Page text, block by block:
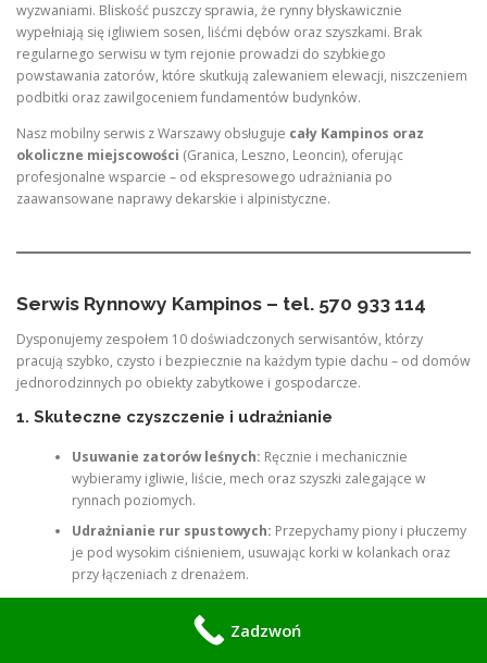
wyzwaniami. Bliskość puszczy sprawia, że rynny błyskawicznie
wypełniają się igliwiem sosen, liśćmi dębów oraz szyszkami. Brak
regularnego serwisu w tym rejonie prowadzi do szybkiego
powstawania zatorów, które skutkują zalewaniem elewacji, niszczeniem
podbitki oraz zawilgoceniem fundamentów budynków.
Nasz mobilny serwis z Warszawy obsługuje cały Kampinos oraz
okoliczne miejscowości (Granica, Leszno, Leoncin), oferując
profesjonalne wsparcie – od ekspresowego udrażniania po
zaawansowane naprawy dekarskie i alpinistyczne.
Serwis Rynnowy Kampinos – tel. 570 933 114
Dysponujemy zespołem 10 doświadczonych serwisantów, którzy
pracują szybko, czysto i bezpiecznie na każdym typie dachu – od domów
jednorodzinnych po obiekty zabytkowe i gospodarcze.
1. Skuteczne czyszczenie i udrażnianie
Usuwanie zatorów leśnych: Ręcznie i mechanicznie
wybieramy igliwie, liście, mech oraz szyszki zalegające w
rynnach poziomych.
Udrażnianie rur spustowych: Przepychamy piony i płuczemy
je pod wysokim ciśnieniem, usuwając korki w kolankach oraz
przy łączeniach z drenażem.
specjalistyczne odkurzacze do rynien, co pozwala nam
pracować bez zachlapania elewacji, okien czy zadbanych
Zadzwoń